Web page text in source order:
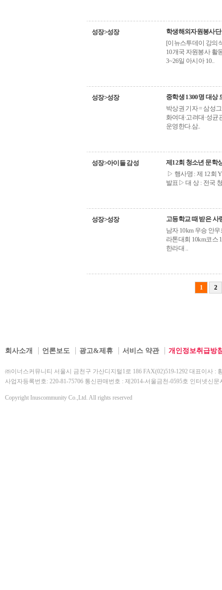
성장>성장
학생해외자원봉사
[이뉴스투데이 강의
10개국 자원봉사 활
3~26일 아시아 10..
성장>성장
중학생 1300명 대상
박상권 기자 = 삼성
화여대·고려대·성균
운영한다.삼..
성장>아이들 감성
제12회 청소년 문학
▷ 행사명 : 제 12회
발표▷ 대 상 : 전국
성장>성장
고등학교 때 받은 사
남자 10km 우승 안
라톤대회 10km코스
한라대 ..
1 2